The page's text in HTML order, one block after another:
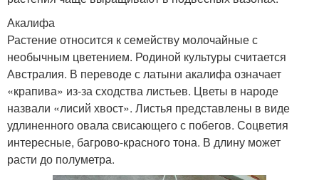
Акалифа
Растение относится к семейству молочайные с
необычным цветением. Родиной культуры считается
Австралия. В переводе с латыни акалифа означает
«крапива» из-за сходства листьев. Цветы в народе
назвали «лисий хвост». Листья представлены в виде
удлиненного овала свисающего с побегов. Соцветия
интересные, багрово-красного тона. В длину может
расти до полуметра.